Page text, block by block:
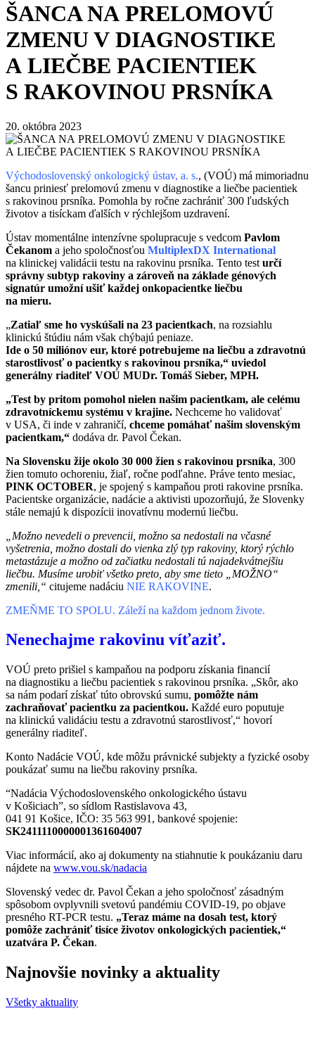
ŠANCA NA PRELOMOVÚ
ZMENU V DIAGNOSTIKE
A LIEČBE PACIENTIEK
S RAKOVINOU PRSNÍKA
20. októbra 2023
Východoslovenský onkologický ústav, a. s., (VOÚ) má mimoriadnu
šancu priniesť prelomovú zmenu v diagnostike a liečbe pacientiek
s rakovinou prsníka. Pomohla by ročne zachrániť 300 ľudských
životov a tisíckam ďalších v rýchlejšom uzdravení.
Ústav momentálne intenzívne spolupracuje s vedcom Pavlom
Čekanom a jeho spoločnosťou MultiplexDX International
na klinickej validácii testu na rakovinu prsníka. Tento test určí
správny subtyp rakoviny a zároveň na základe génových
signatúr umožní ušiť každej onkopacientke liečbu
na mieru.
„Zatiaľ sme ho vyskúšali na 23 pacientkach, na rozsiahlu
klinickú štúdiu nám však chýbajú peniaze.
Ide o 50 miliónov eur, ktoré potrebujeme na liečbu a zdravotnú
starostlivosť o pacientky s rakovinou prsníka,“ uviedol
generálny riaditeľ VOÚ MUDr. Tomáš Sieber, MPH.
„Test by pritom pomohol nielen našim pacientkam, ale celému
zdravotníckemu systému v krajine. Nechceme ho validovať
v USA, či inde v zahraničí, chceme pomáhať našim slovenským
pacientkam,“ dodáva dr. Pavol Čekan.
Na Slovensku žije okolo 30 000 žien s rakovinou prsníka, 300
žien tomuto ochoreniu, žiaľ, ročne podľahne. Práve tento mesiac,
PINK OCTOBER, je spojený s kampaňou proti rakovine prsníka.
Pacientske organizácie, nadácie a aktivisti upozorňujú, že Slovenky
stále nemajú k dispozícii inovatívnu modernú liečbu.
„Možno nevedeli o prevencii, možno sa nedostali na včasné
vyšetrenia, možno dostali do vienka zlý typ rakoviny, ktorý rýchlo
metastázuje a možno od začiatku nedostali tú najadekvátnejšiu
liečbu. Musíme urobiť všetko preto, aby sme tieto „MOŽNO“
zmenili,“ citujeme nadáciu NIE RAKOVINE.
ZMEŇME TO SPOLU. Záleží na každom jednom živote.
Nenechajme rakovinu víťaziť.
VOÚ preto prišiel s kampaňou na podporu získania financií
na diagnostiku a liečbu pacientiek s rakovinou prsníka. „Skôr, ako
sa nám podarí získať túto obrovskú sumu, pomôžte nám
zachraňovať pacientku za pacientkou. Každé euro poputuje
na klinickú validáciu testu a zdravotnú starostlivosť,“ hovorí
generálny riaditeľ.
Konto Nadácie VOÚ, kde môžu právnické subjekty a fyzické osoby
poukázať sumu na liečbu rakoviny prsníka.
“Nadácia Východoslovenského onkologického ústavu
v Košiciach”, so sídlom Rastislavova 43,
041 91 Košice, IČO: 35 563 991, bankové spojenie:
SK2411110000001361604007
Viac informácií, ako aj dokumenty na stiahnutie k poukázaniu daru
nájdete na www.vou.sk/nadacia
Slovenský vedec dr. Pavol Čekan a jeho spoločnosť zásadným
spôsobom ovplyvnili svetovú pandémiu COVID-19, po objave
presného RT-PCR testu. „Teraz máme na dosah test, ktorý
pomôže zachrániť tisíce životov onkologických pacientiek,“
uzatvára P. Čekan.
Najnovšie novinky a aktuality
Všetky aktuality